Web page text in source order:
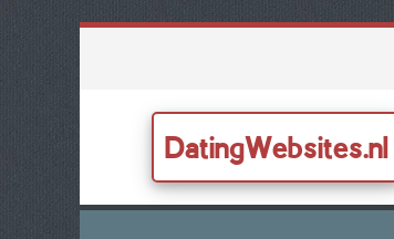
DatingWebsites.nl